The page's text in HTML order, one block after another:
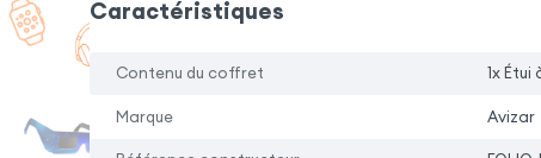
Caractéristiques
Contenu du coffret 1x
Marque Avizar